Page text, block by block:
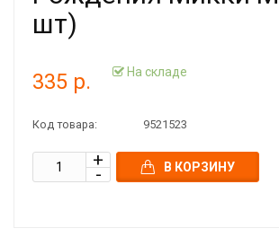
шт)
335 р. На складе
Код товара: 9521523
В КОРЗИНУ